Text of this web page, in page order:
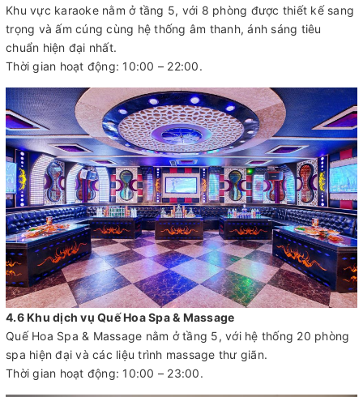
Khu vực karaoke nằm ở tầng 5, với 8 phòng được thiết kế sang
trọng và ấm cúng cùng hệ thống âm thanh, ánh sáng tiêu
chuẩn hiện đại nhất.
Thời gian hoạt động: 10:00 – 22:00.
4.6 Khu dịch vụ Quế Hoa Spa & Massage
Quế Hoa Spa & Massage nằm ở tầng 5, với hệ thống 20 phòng
spa hiện đại và các liệu trình massage thư giãn.
Thời gian hoạt động: 10:00 – 23:00.